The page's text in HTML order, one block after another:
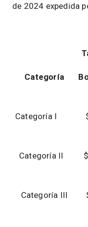
de 2024 expedida
Categoría
Categoría I
Categoría II
Categoría